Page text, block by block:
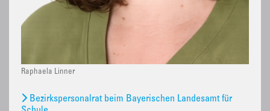
Raphaela Linner
Bezirkspersonalrat beim Bayerischen Landesamt für